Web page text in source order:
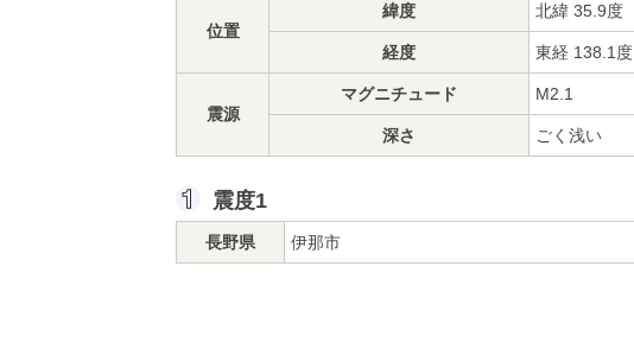
位置
緯度 北緯 35.9度
経度 東経 138.1度
震源
マグニチュード M2.1
深さ ごく浅い
震度1
長野県 伊那市